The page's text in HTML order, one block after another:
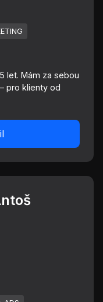
let. Mám za sebou
pro klienty od